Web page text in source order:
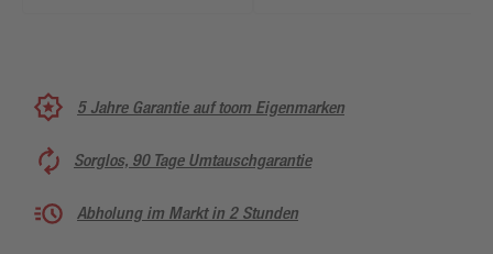
5 Jahre Garantie auf toom Eigenmarken
Sorglos, 90 Tage Umtauschgarantie
Abholung im Markt in 2 Stunden